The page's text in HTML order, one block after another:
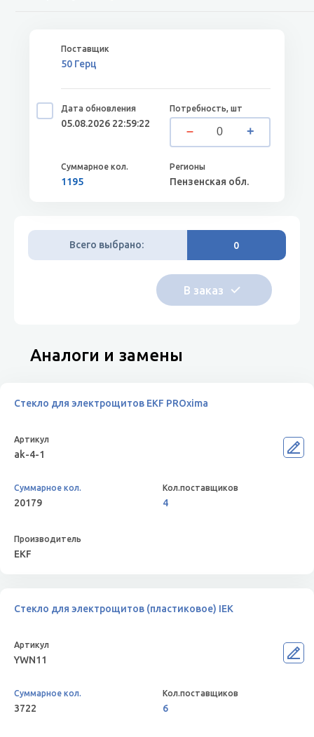
50 Герц
05.08.2026 22:59:22
1195 Пензенская обл.
Всего выбрано: 0
Аналоги и замены
Стекло для электрощитов EKF PROxima
ak-4-1
20179 4
EKF
Стекло для электрощитов (пластиковое) IEK
YWN11
3722 6